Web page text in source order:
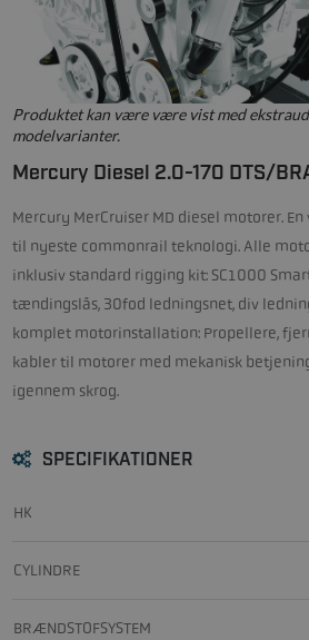
Produktet kan være være vist med
modelvarianter.
Mercury Diesel 2.0-170 DTS/
Mercury MerCruiser MD diesel motorer.
til nyeste commonrail teknologi. Alle
inklusiv standard rigging kit: SC1000
tændingslås, 30fod ledningsnet, div
komplet motorinstallation: Propellere,
kabler til motorer med mekanisk
igennem skrog.
SPECIFIKATIONER
HK
CYLINDRE
BRÆNDSTOFSYSTEM